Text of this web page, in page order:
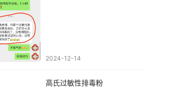
2024-12-14
高氏过敏性排毒粉